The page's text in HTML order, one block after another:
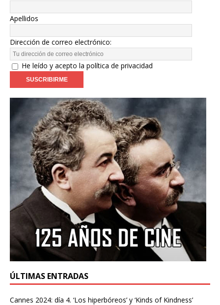
Apellidos
Dirección de correo electrónico:
He leído y acepto la política de privacidad
ÚLTIMAS ENTRADAS
Cannes 2024: día 4. ‘Los hiperbóreos’ y ‘Kinds of Kindness’